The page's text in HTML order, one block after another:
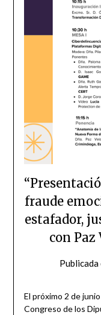
fraude
estafador,
con Paz
Publicada
El próximo 2 de
Congreso de los